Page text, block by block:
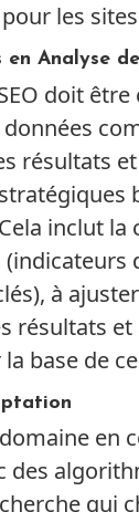
pour les
en Analyse
doit être
données
résultats
inclut la
(indicateurs
à
résultats
base de
en
des
qui